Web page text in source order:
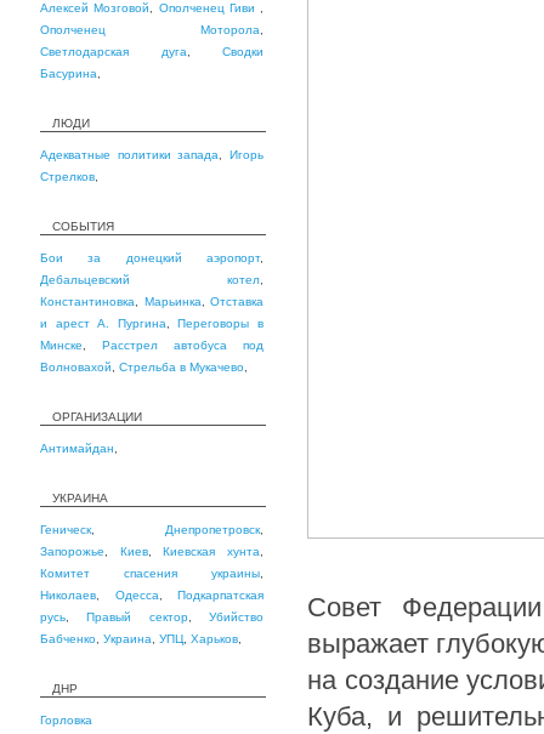
Алексей Мозговой
Ополченец Гиви
Ополченец Моторола
Светлодарская дуга
Сводки
Басурина
ЛЮДИ
Адекватные политики запада ,Игорь
Стрелков
СОБЫТИЯ
Бои за донецкий аэропорт,
Дебальцевский котел
Константиновка
Марьинка
Отставка
и арест А. Пургина ,Переговоры в
Минске
Расстрел автобуса под
Волновахой
Стрельба в Мукачево
ОРГАНИЗАЦИИ
Антимайдан
УКРАИНА
Геническ Днепропетровск
Запорожье
Киев,Киевская хунта
Комитет спасения украины
Николаев
Одесса
Подкарпатская
русь ,Правый сектор,Убийство
Бабченко Украина УПЦ Харьков
ДНР
Горловка
Совет
выражает
на создание
Куба, и